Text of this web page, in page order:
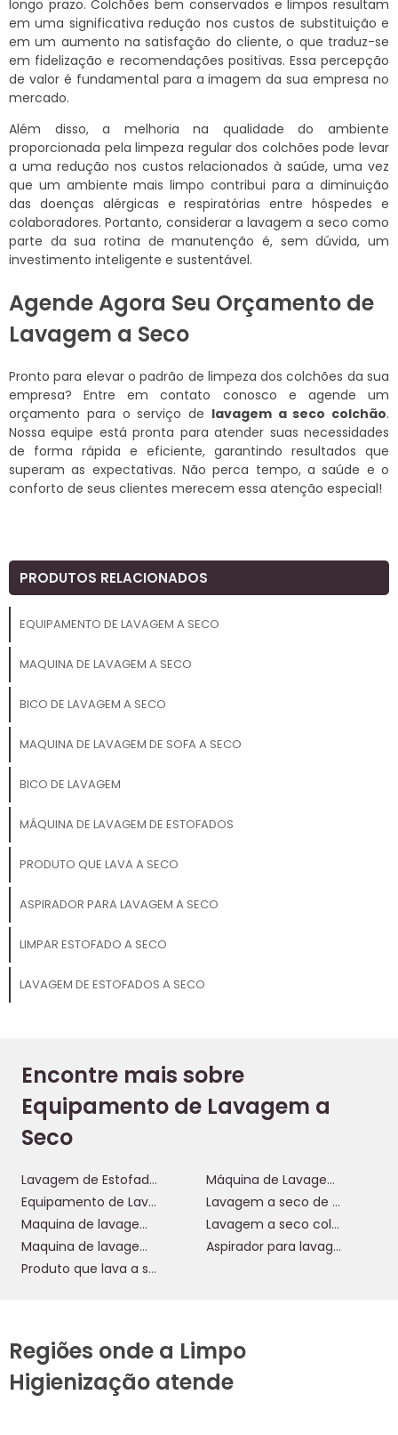
longo prazo. Colchões bem conservados e limpos resultam
em uma significativa redução nos custos de substituição e
em um aumento na satisfação do cliente, o que traduz-se
em fidelização e recomendações positivas. Essa percepção
de valor é fundamental para a imagem da sua empresa no
mercado.
Além disso, a melhoria na qualidade do ambiente
proporcionada pela limpeza regular dos colchões pode levar
a uma redução nos custos relacionados à saúde, uma vez
que um ambiente mais limpo contribui para a diminuição
das doenças alérgicas e respiratórias entre hóspedes e
colaboradores. Portanto, considerar a lavagem a seco como
parte da sua rotina de manutenção é, sem dúvida, um
investimento inteligente e sustentável.
Agende Agora Seu Orçamento de
Lavagem a Seco
Pronto para elevar o padrão de limpeza dos colchões da sua
empresa? Entre em contato conosco e agende um
orçamento para o serviço de lavagem a seco colchão.
Nossa equipe está pronta para atender suas necessidades
de forma rápida e eficiente, garantindo resultados que
superam as expectativas. Não perca tempo, a saúde e o
conforto de seus clientes merecem essa atenção especial!
PRODUTOS RELACIONADOS
EQUIPAMENTO DE LAVAGEM A SECO
MAQUINA DE LAVAGEM A SECO
BICO DE LAVAGEM A SECO
MAQUINA DE LAVAGEM DE SOFA A SECO
BICO DE LAVAGEM
MÁQUINA DE LAVAGEM DE ESTOFADOS
PRODUTO QUE LAVA A SECO
ASPIRADOR PARA LAVAGEM A SECO
LIMPAR ESTOFADO A SECO
LAVAGEM DE ESTOFADOS A SECO
Encontre mais sobre
Equipamento de Lavagem a
Seco
Lavagem de Estofados a Seco
Máquina de Lavagem de Estofados
Equipamento de Lavagem a Seco
Lavagem a seco de sofá
Maquina de lavagem de sofa a seco
Lavagem a seco colchão
Maquina de lavagem a seco
Aspirador para lavagem a seco
Produto que lava a seco
Regiões onde a Limpo
Higienização atende